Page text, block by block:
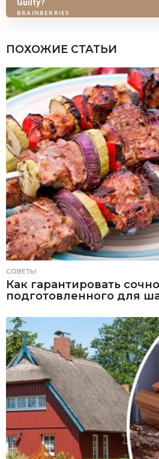
ПОХОЖИЕ СТАТЬИ
СОВЕТЫ
Как гарантировать
подготовленного для